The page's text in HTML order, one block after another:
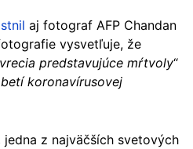
aj fotograf AFP Chandan
vysvetľuje, že
vrecia predstavujúce mŕtvoly“
koronavírusovej
jedna z najväčších svetových